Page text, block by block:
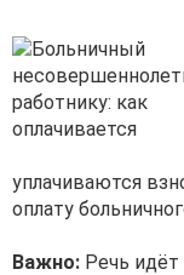
уплачиваются
оплату
Важно: Речь